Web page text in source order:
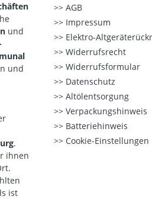
und
und
.
ihnen
ist
AGB
Impressum
Elektro-
Widerrufsrecht
Widerrufsformular
Datenschutz
Altölentsorgung
Verpackungshinweis
Batteriehinweis
Cookie-Einstellungen